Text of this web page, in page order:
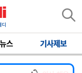
스 기사제보
사 채용